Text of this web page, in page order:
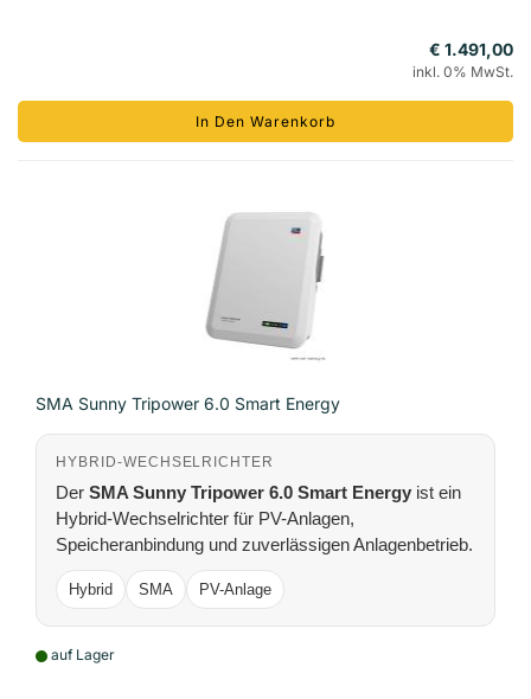
€ 1.491,00
inkl. 0% MwSt.
In Den Warenkorb
SMA Sunny Tripower 6.0 Smart Energy
HYBRID-WECHSELRICHTER
Der SMA Sunny Tripower 6.0 Smart Energy ist ein
Hybrid-Wechselrichter für PV-Anlagen,
Speicheranbindung und zuverlässigen Anlagenbetrieb.
Hybrid SMA PV-Anlage
auf Lager